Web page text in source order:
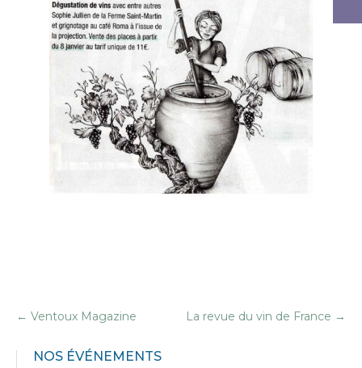
← Ventoux Magazine La revue du vin de France →
NOS ÉVÉNEMENTS